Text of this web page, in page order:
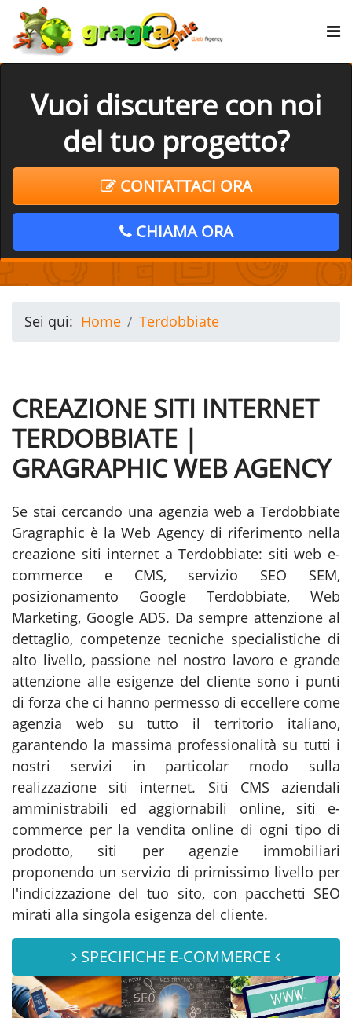
Vuoi discutere con noi
del tuo progetto?
CONTATTACI ORA
CHIAMA ORA
Sei qui: Home Terdobbiate
CREAZIONE SITI INTERNET
TERDOBBIATE |
GRAGRAPHIC WEB AGENCY
Se stai cercando una agenzia web a Terdobbiate
Gragraphic è la Web Agency di riferimento nella
creazione siti internet a Terdobbiate: siti web e-
commerce e CMS, servizio SEO SEM,
posizionamento Google Terdobbiate, Web
Marketing, Google ADS. Da sempre attenzione al
dettaglio, competenze tecniche specialistiche di
alto livello, passione nel nostro lavoro e grande
attenzione alle esigenze del cliente sono i punti
di forza che ci hanno permesso di eccellere come
agenzia web su tutto il territorio italiano,
garantendo la massima professionalità su tutti i
nostri servizi in particolar modo sulla
realizzazione siti internet. Siti CMS aziendali
amministrabili ed aggiornabili online, siti e-
commerce per la vendita online di ogni tipo di
prodotto, siti per agenzie immobiliari
proponendo un servizio di primissimo livello per
l'indicizzazione del tuo sito, con pacchetti SEO
mirati alla singola esigenza del cliente.
SPECIFICHE E-COMMERCE